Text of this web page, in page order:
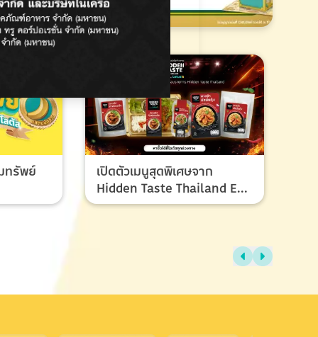
ทรัพย์
เปิดตัวเมนูสุดพิเศษจาก
Hidden Taste Thailand EP
8 เมนูของผู้ชนะและรองชนะ
กร